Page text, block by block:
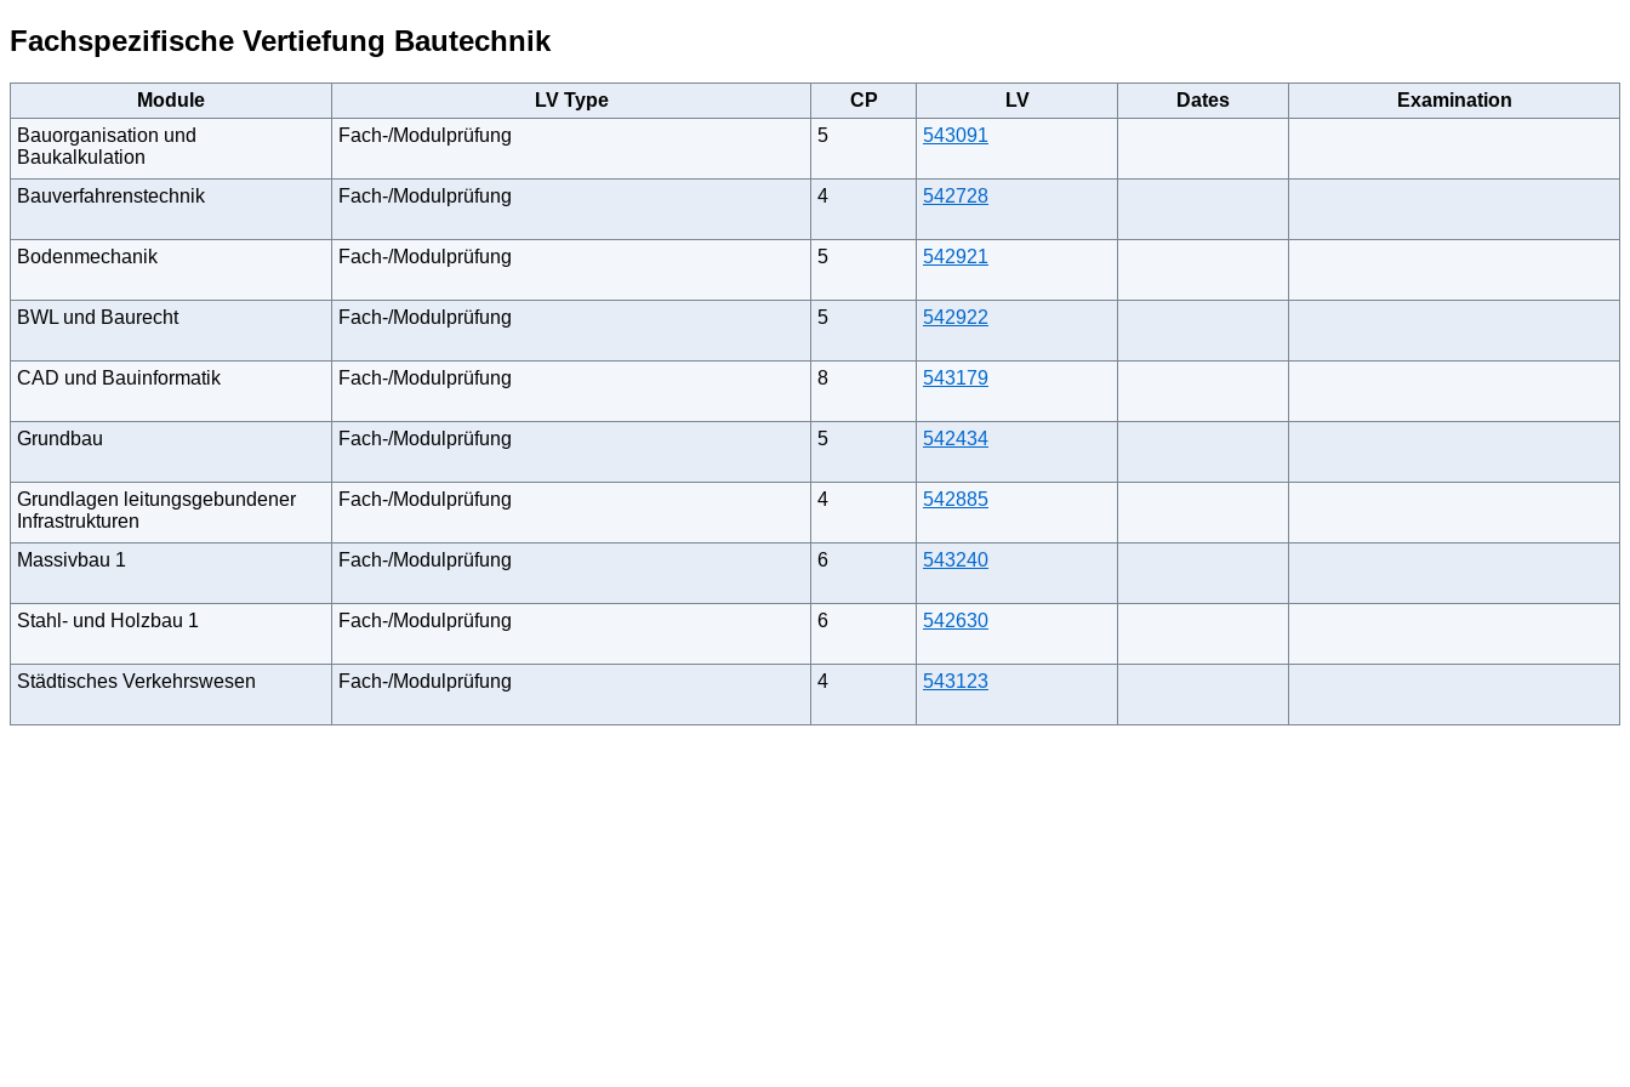
Fachspezifische Vertiefung Bautechnik
Module LV Type CP LV Dates
Examination
Bauorganisation und
Baukalkulation
Fach-/Modulprüfung 5 543091
Bauverfahrenstechnik Fach-/Modulprüfung 4 542728
Bodenmechanik Fach-/Modulprüfung 5 542921
BWL und Baurecht Fach-/Modulprüfung 5 542922
CAD und Bauinformatik Fach-/Modulprüfung 8 543179
Grundbau Fach-/Modulprüfung 5 542434
Grundlagen leitungsgebundener
Infrastrukturen
Fach-/Modulprüfung 4 542885
Massivbau 1 Fach-/Modulprüfung 6 543240
Stahl- und Holzbau 1 Fach-/Modulprüfung 6 542630
Städtisches Verkehrswesen Fach-/Modulprüfung 4 543123